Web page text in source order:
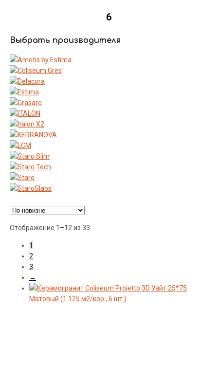
6
Выбрать производителя
Ценовой фильтр
Материал
Формат
Отображение 1–12 из 33
1
2
3
→